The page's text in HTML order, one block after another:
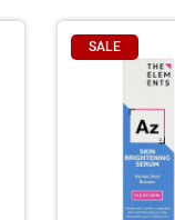
SALE